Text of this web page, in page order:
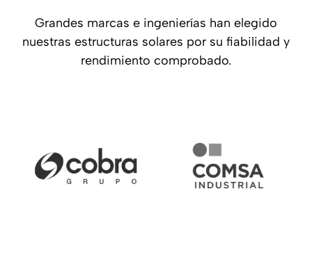
Grandes marcas e ingenierías han elegido
nuestras estructuras solares por su fiabilidad y
rendimiento comprobado.